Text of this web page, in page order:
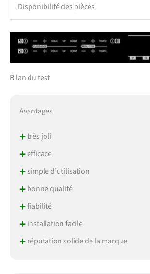
Disponibilité des pièces
Bilan du test
Avantages
+très joli
+efficace
+simple d’utilisation
+bonne qualité
+fiabilité
+installation facile
+réputation solide de la marque